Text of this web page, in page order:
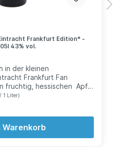
Frankfurt Edition* -
43% vol.
in der kleinen
Frankfurt Fan
fruchtig, hessischen Apfel
Zum verschenken, in
Osterei. Auch bei
natürlich verwenden wir
Geschmack:
1 Liter)
Warenkorb